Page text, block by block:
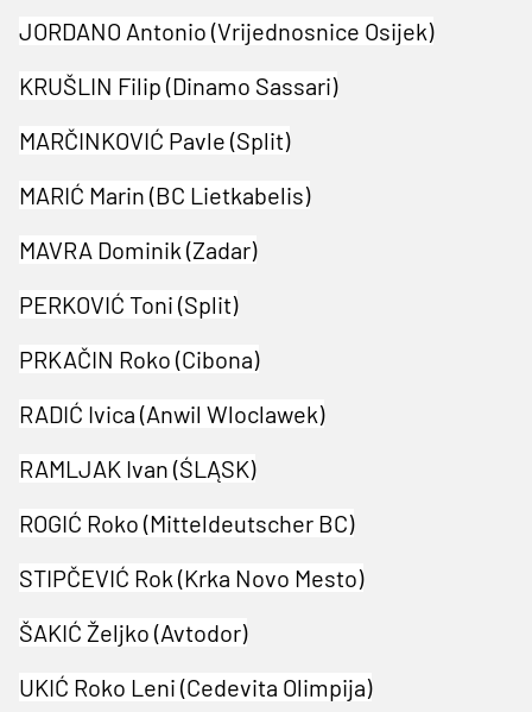
JORDANO Antonio (Vrijednosnice Osijek)
KRUŠLIN Filip (Dinamo Sassari)
MARČINKOVIĆ Pavle (Split)
MARIĆ Marin (BC Lietkabelis)
MAVRA Dominik (Zadar)
PERKOVIĆ Toni (Split)
PRKAČIN Roko (Cibona)
RADIĆ Ivica (Anwil Wloclawek)
RAMLJAK Ivan (ŚLĄSK)
ROGIĆ Roko (Mitteldeutscher BC)
STIPČEVIĆ Rok (Krka Novo Mesto)
ŠAKIĆ Željko (Avtodor)
UKIĆ Roko Leni (Cedevita Olimpija)